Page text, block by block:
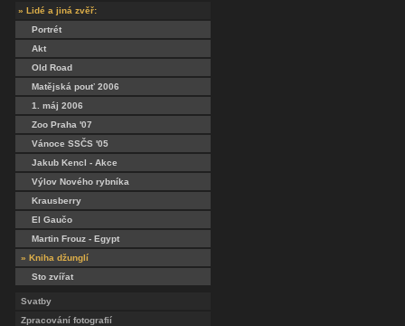
» Lidé a jiná zvěř:
Portrét
Akt
Old Road
Matějská pouť 2006
1. máj 2006
Zoo Praha '07
Vánoce SSČS '05
Jakub Kencl - Akce
Výlov Nového rybníka
Krausberry
El Gaučo
Martin Frouz - Egypt
» Kniha džunglí
Sto zvířat
Svatby
Zpracování fotografií